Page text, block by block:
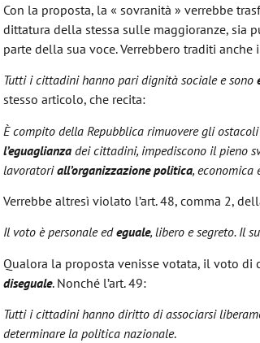
Con la proposta, la « sovranità » verrebbe
dittatura della stessa sulle maggioranze, sia
parte della sua voce. Verrebbero traditi anche
Tutti i cittadini hanno pari dignità sociale e sono
stesso articolo,
È compito della Repubblica rimuovere gli
l’eguaglianzadei cittadini, impediscono il pieno
lavoratoriall’organizzazione politica, economica
Verrebbe altresì violato l’art.
Il voto è personale edeguale, libero e segreto. Il
Qualora la proposta venisse votata, il voto di
diseguale. Nonché l’art. 49:
Tutti i cittadini hanno diritto di associarsi
determinare la politica nazionale